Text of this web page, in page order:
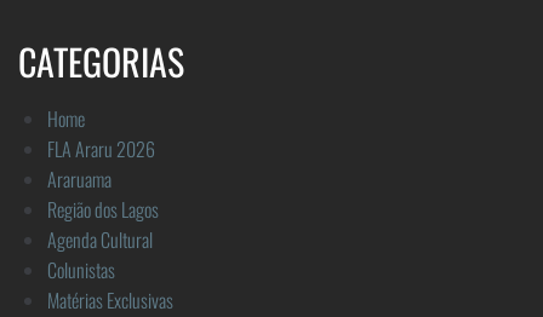
CATEGORIAS
Home
FLA Araru 2026
Araruama
Região dos Lagos
Agenda Cultural
Colunistas
Matérias Exclusivas